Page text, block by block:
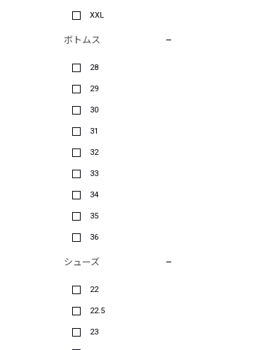
XXL
ボトムス
28
29
30
31
32
33
34
35
36
シューズ
22
22.5
23